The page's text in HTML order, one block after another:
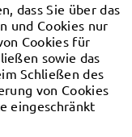
dass Sie über das
und Cookies nur
Cookies für
sowie das
Schließen des
von Cookies
eingeschränkt